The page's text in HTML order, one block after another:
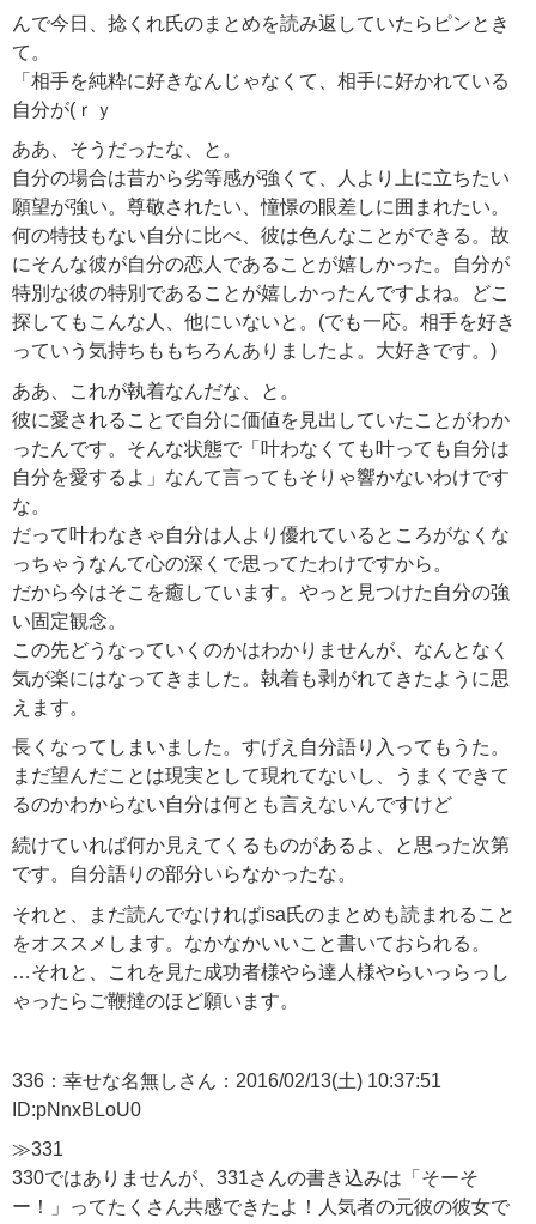
んで今日、捻くれ氏のまとめを読み返していたらピンとき
て。
「相手を純粋に好きなんじゃなくて、相手に好かれている
自分が(ｒｙ
ああ、そうだったな、と。
自分の場合は昔から劣等感が強くて、人より上に立ちたい
願望が強い。尊敬されたい、憧憬の眼差しに囲まれたい。
何の特技もない自分に比べ、彼は色んなことができる。故
にそんな彼が自分の恋人であることが嬉しかった。自分が
特別な彼の特別であることが嬉しかったんですよね。どこ
探してもこんな人、他にいないと。(でも一応。相手を好き
っていう気持ちももちろんありましたよ。大好きです。)
ああ、これが執着なんだな、と。
彼に愛されることで自分に価値を見出していたことがわか
ったんです。そんな状態で「叶わなくても叶っても自分は
自分を愛するよ」なんて言ってもそりゃ響かないわけです
な。
だって叶わなきゃ自分は人より優れているところがなくな
っちゃうなんて心の深くで思ってたわけですから。
だから今はそこを癒しています。やっと見つけた自分の強
い固定観念。
この先どうなっていくのかはわかりませんが、なんとなく
気が楽にはなってきました。執着も剥がれてきたように思
えます。
長くなってしまいました。すげえ自分語り入ってもうた。
まだ望んだことは現実として現れてないし、うまくできて
るのかわからない自分は何とも言えないんですけど
続けていれば何か見えてくるものがあるよ、と思った次第
です。自分語りの部分いらなかったな。
それと、まだ読んでなければisa氏のまとめも読まれること
をオススメします。なかなかいいこと書いておられる。
…それと、これを見た成功者様やら達人様やらいっらっし
ゃったらご鞭撻のほど願います。
336：幸せな名無しさん：2016/02/13(土) 10:37:51
ID:pNnxBLoU0
≫331
330ではありませんが、331さんの書き込みは「そーそ
ー！」ってたくさん共感できたよ！人気者の元彼の彼女で